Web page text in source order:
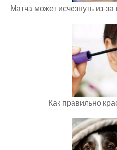
Матча может исчезнуть из-
Как правильно